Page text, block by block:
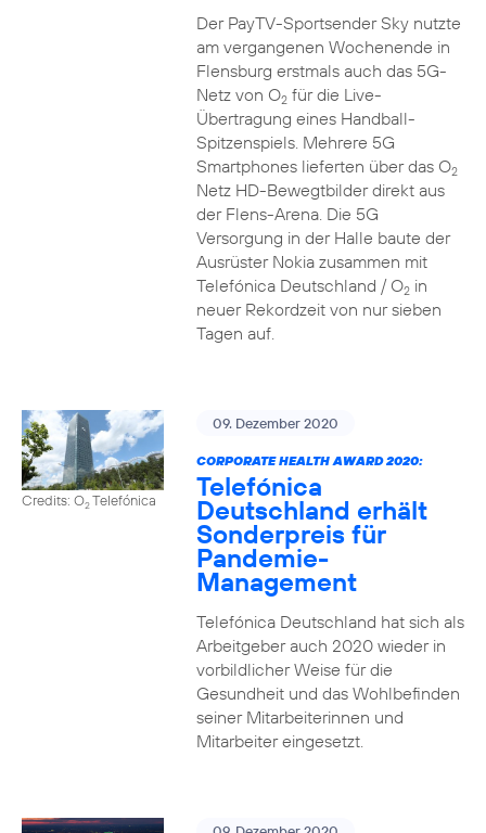
Der PayTV-Sportsender Sky nutzte
am vergangenen Wochenende in
Flensburg erstmals auch das 5G-
Netz von O2für die Live-
Übertragung eines Handball-
Spitzenspiels. Mehrere 5G
Smartphones lieferten über das O2
Netz HD-Bewegtbilder direkt aus
der Flens-Arena. Die 5G
Versorgung in der Halle baute der
Ausrüster Nokia zusammen mit
Telefónica Deutschland / O2in
neuer Rekordzeit von nur sieben
Tagen auf.
Credits: O2Telefónica
09. Dezember 2020
CORPORATE HEALTH AWARD 2020:
Telefónica
Deutschland erhält
Sonderpreis für
Pandemie-
Management
Telefónica Deutschland hat sich als
Arbeitgeber auch 2020 wieder in
vorbildlicher Weise für die
Gesundheit und das Wohlbefinden
seiner Mitarbeiterinnen und
Mitarbeiter eingesetzt.